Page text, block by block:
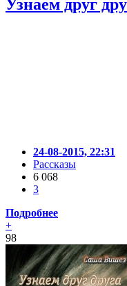
Узнаем друг
24-08-2015, 22:31
Рассказы
6 068
3
Подробнее
+
98